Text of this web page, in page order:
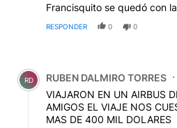
Francisquito se quedó con
RESPONDER 0 0
Comentario de RUBEN
RD RUBEN DALMIRO TORRES
VIAJARON EN UN AIRBUS
AMIGOS EL VIAJE NOS
MAS DE 400 MIL DOLARES